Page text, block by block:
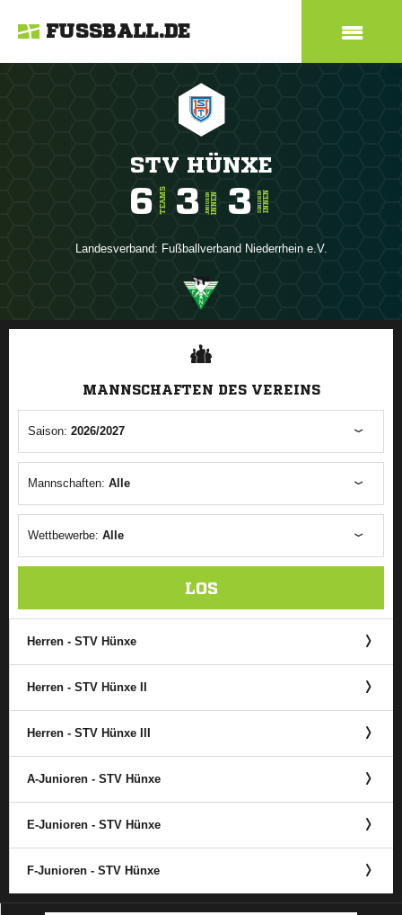
FUSSBALL.DE
STV HÜNXE
6 TEAMS 3 JUNIORENINNEN 3 SENIORENINNEN
Landesverband: Fußballverband Niederrhein e.V.
ANZEIGE
MANNSCHAFTEN DES VEREINS
Saison: 2026/2027
Mannschaften: Alle
Wettbewerbe: Alle
LOS
Herren - STV Hünxe
Herren - STV Hünxe II
Herren - STV Hünxe III
A-Junioren - STV Hünxe
E-Junioren - STV Hünxe
F-Junioren - STV Hünxe
ANZEIGE